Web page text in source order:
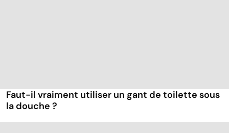
Faut-il vraiment utiliser un gant de toilette sous
la douche ?